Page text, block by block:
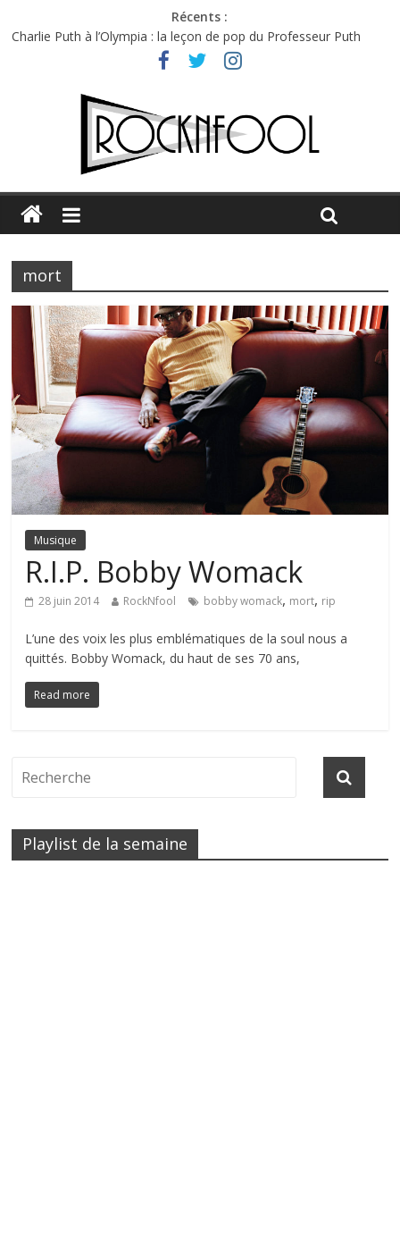
Récents :
Charlie Puth à l’Olympia : la leçon de pop du Professeur Puth
Festival Triptyque : un nouveau festival de musique indépendant
Hellfest 2026 vendredi : température et émotions en hausse
Hellfest 2026 jeudi : impossible de choisir entre chaleur et bonne
Première édition du Midgard Festival : entre bière, métal et
mort
Musique
R.I.P. Bobby Womack
28 juin 2014 RockNfool bobby womack, mort, rip
L’une des voix les plus emblématiques de la soul nous a
quittés. Bobby Womack, du haut de ses 70 ans,
Read more
Playlist de la semaine